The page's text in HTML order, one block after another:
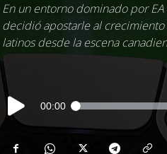
En un entorno dominado por
decidió apostarle al
latinos desde la escena
Reproductor
de
audio
00:00